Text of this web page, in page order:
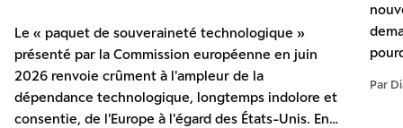
Le « paquet de souveraineté technologique »
présenté par la Commission européenne en juin
2026 renvoie crûment à l'ampleur de la
dépendance technologique, longtemps indolore et
consentie, de l'Europe à l'égard des États-Unis. En
Par